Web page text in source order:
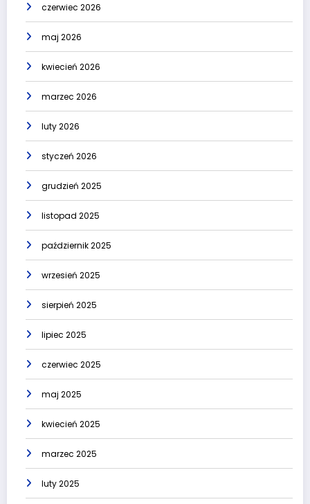
czerwiec 2026
maj 2026
kwiecień 2026
marzec 2026
luty 2026
styczeń 2026
grudzień 2025
listopad 2025
październik 2025
wrzesień 2025
sierpień 2025
lipiec 2025
czerwiec 2025
maj 2025
kwiecień 2025
marzec 2025
luty 2025